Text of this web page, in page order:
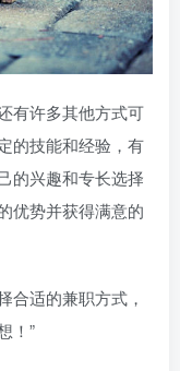
有许多其他方式可
的技能和经验，有
的兴趣和专长选择
优势并获得满意的
合适的兼职方式，
！”